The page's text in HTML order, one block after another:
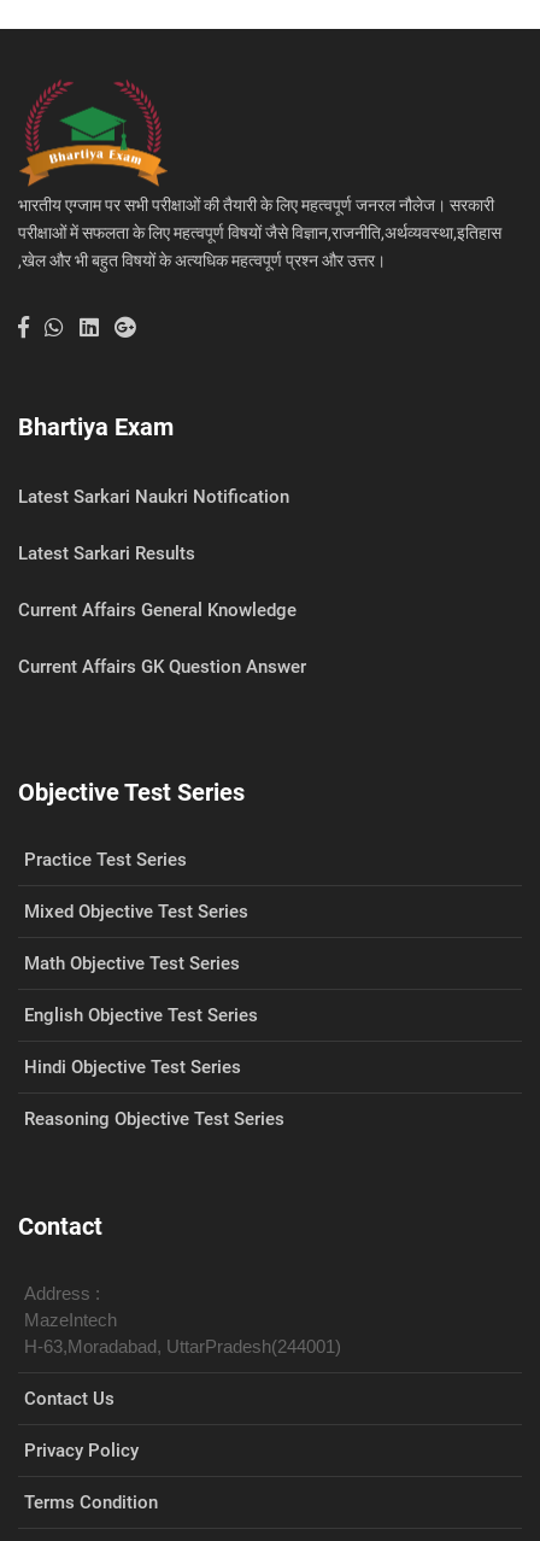
भारतीय एग्जाम पर सभी परीक्षाओं की तैयारी के लिए महत्वपूर्ण जनरल नौलेज। सरकारी
परीक्षाओं में सफलता के लिए महत्वपूर्ण विषयों जैसे विज्ञान,राजनीति,अर्थव्यवस्था,इतिहास
,खेल और भी बहुत विषयों के अत्यधिक महत्वपूर्ण प्रश्न और उत्तर।
Bhartiya Exam
Latest Sarkari Naukri Notification
Latest Sarkari Results
Current Affairs General Knowledge
Current Affairs GK Question Answer
Objective Test Series
Practice Test Series
Mixed Objective Test Series
Math Objective Test Series
English Objective Test Series
Hindi Objective Test Series
Reasoning Objective Test Series
Contact
Address :
MazeIntech
H-63,Moradabad, UttarPradesh(244001)
Contact Us
Privacy Policy
Terms Condition